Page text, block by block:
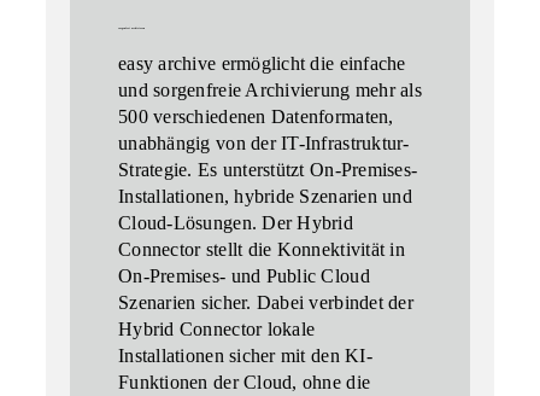
easy archive ermöglicht die einfache
und sorgenfreie Archivierung mehr als
500 verschiedenen Datenformaten,
unabhängig von der IT-Infrastruktur-
Strategie. Es unterstützt On-Premises-
Installationen, hybride Szenarien und
Cloud-Lösungen. Der Hybrid
Connector stellt die Konnektivität in
On-Premises- und Public Cloud
Szenarien sicher. Dabei verbindet der
Hybrid Connector lokale
Installationen sicher mit den KI-
Funktionen der Cloud, ohne die